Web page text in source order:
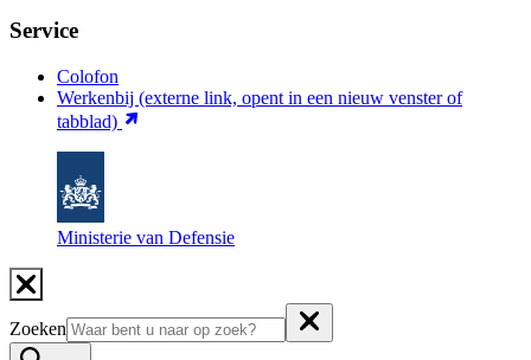
Service
Colofon
Werkenbij (externe link, opent in een nieuw venster of
tabblad)
Ministerie van Defensie
Zoeken